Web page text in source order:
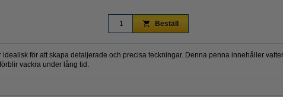
Beställ
idealisk för att skapa detaljerade och precisa teckningar. Denna penna innehåller
vackra under lång tid.